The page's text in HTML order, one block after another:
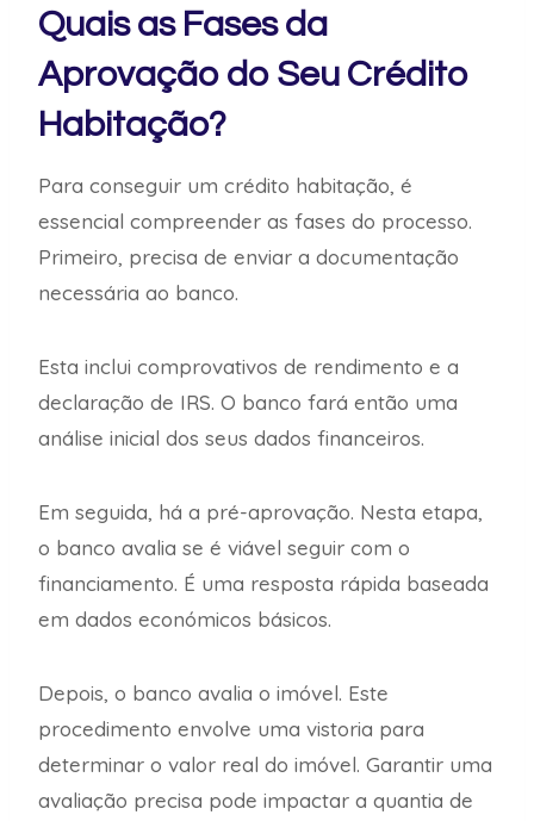
Quais as Fases da
Aprovação do Seu Crédito
Habitação?
Para conseguir um crédito habitação, é
essencial compreender as fases do processo.
Primeiro, precisa de enviar a documentação
necessária ao banco.
Esta inclui comprovativos de rendimento e a
declaração de IRS. O banco fará então uma
análise inicial dos seus dados financeiros.
Em seguida, há a pré-aprovação. Nesta etapa,
o banco avalia se é viável seguir com o
financiamento. É uma resposta rápida baseada
em dados económicos básicos.
Depois, o banco avalia o imóvel. Este
procedimento envolve uma vistoria para
determinar o valor real do imóvel. Garantir uma
avaliação precisa pode impactar a quantia de